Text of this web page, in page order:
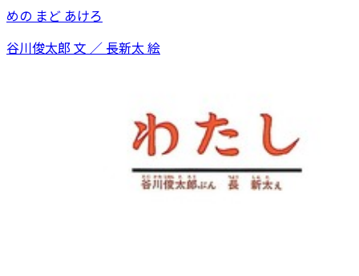
めの まど あけろ
谷川俊太郎 文 ／ 長新太 絵